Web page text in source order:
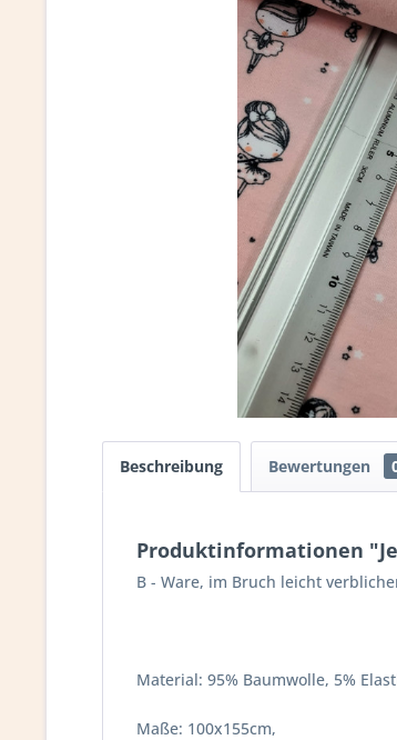
Beschreibung Bewertungen
Produktinformationen
B - Ware, im Bruch leicht
Material: 95% Baumwolle, 5%
Maße: 100x155cm,